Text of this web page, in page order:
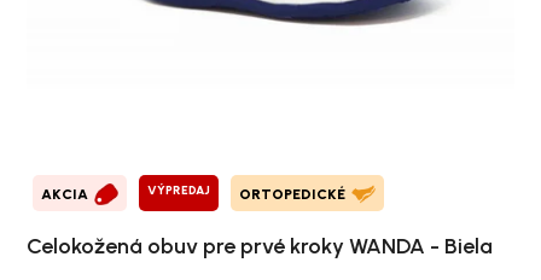
AKCIA VÝPREDAJ ORTOPEDICKÉ
Celokožená obuv pre prvé kroky WANDA - Biela